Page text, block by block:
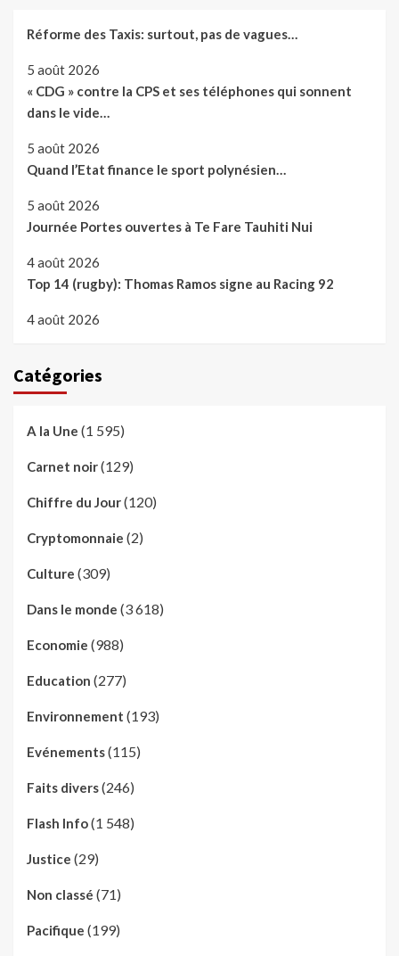
Réforme des Taxis: surtout, pas de vagues…
5 août 2026
« CDG » contre la CPS et ses téléphones qui sonnent
dans le vide…
5 août 2026
Quand l’Etat finance le sport polynésien…
5 août 2026
Journée Portes ouvertes à Te Fare Tauhiti Nui
4 août 2026
Top 14 (rugby): Thomas Ramos signe au Racing 92
4 août 2026
Catégories
A la Une (1 595)
Carnet noir(129)
Chiffre du Jour(120)
Cryptomonnaie (2)
Culture (309)
Dans le monde (3 618)
Economie (988)
Education (277)
Environnement (193)
Evénements(115)
Faits divers(246)
Flash Info(1 548)
Justice (29)
Non classé (71)
Pacifique (199)